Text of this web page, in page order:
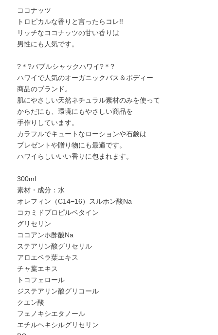
ココナッツ
トロピカルな香りと言ったらコレ!!
リッチなココナッツの甘い香りは
男性にも人気です。
?＊?バブルシャックハワイ?＊?
ハワイで人気のオーガニックバス＆ボディー
商品のブランド。
肌にやさしい天然ネチュラル素材のみを使って
からだにも、環境にもやさしい商品を
手作りしています。
カラフルでキュートなローションや石鹸は
プレゼントや贈り物にも最適です。
ハワイらしいいい香りに包まれます。
300ml
素材・成分：水
オレフィン（C14−16）スルホン酸Na
コカミドプロピルベタイン
グリセリン
ココアンホ酢酸Na
ステアリン酸グリセリル
アロエベラ葉エキス
チャ葉エキス
トコフェロール
ジステアリン酸グリコール
クエン酸
フェノキシエタノール
エチルヘキシルグリセリン